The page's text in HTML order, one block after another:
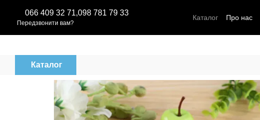
066 409 32 71,098 781 79 33
Передзвонити вам?
Каталог Про нас
Каталог